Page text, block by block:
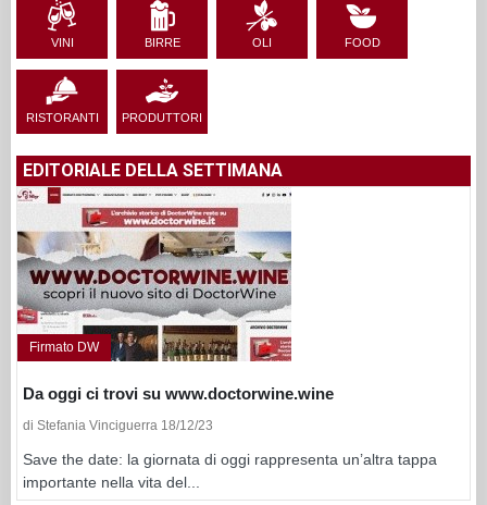
VINI BIRRE OLI FOOD
RISTORANTI PRODUTTORI
EDITORIALE DELLA SETTIMANA
Firmato DW
Da oggi ci trovi su www.doctorwine.wine
di Stefania Vinciguerra 18/12/23
Save the date: la giornata di oggi rappresenta un’altra tappa
importante nella vita del...